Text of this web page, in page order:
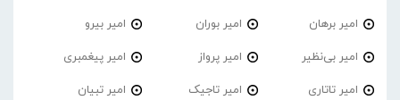
امیر برهان امیر‌ بوران امیر بیرو
امیر بی‌نظیر امیر پرواز امیر پیغمبری
امیر تاتاری امیر تاجیک امیر تبیان